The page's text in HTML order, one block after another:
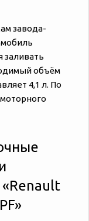
завода-
заливать
объём
4,1 л. По
«‎‎Renault